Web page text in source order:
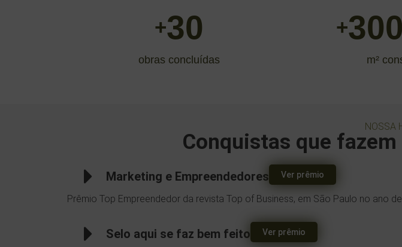
+30
obras concluídas
+
m²
NOSSA
Conquistas que
Marketing e Empreendedores Ver prêmio
Prêmio Top Empreendedor da revista Top of Business, em São Paulo no ano
Selo aqui se faz bem feito Ver prêmio